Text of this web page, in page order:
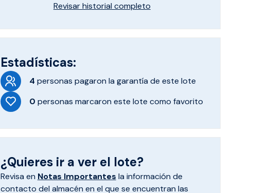
Revisar historial completo
Estadísticas:
4 personas pagaron la garantía de este lote
0 personas marcaron este lote como favorito
¿Quieres ir a ver el lote?
Revisa en Notas Importantes la información de
contacto del almacén en el que se encuentran las